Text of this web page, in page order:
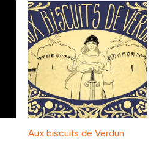
Aux biscuits de Verdun